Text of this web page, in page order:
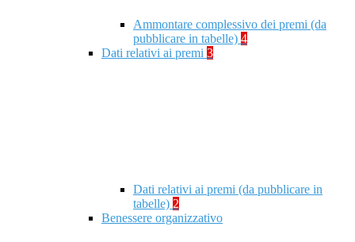
Ammontare complessivo dei premi (da
pubblicare in tabelle) 4
Dati relativi ai premi 3
Dati relativi ai premi (da pubblicare in
tabelle) 2
Benessere organizzativo